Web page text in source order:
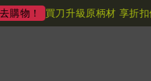
！ 買刀升級原柄材 享折扣優惠